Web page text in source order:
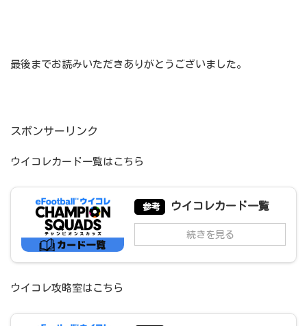
最後までお読みいただきありがとうございました。
スポンサーリンク
ウイコレカード一覧はこちら
参考 ウイコレカード一覧
続きを見る
ウイコレ攻略室はこちら